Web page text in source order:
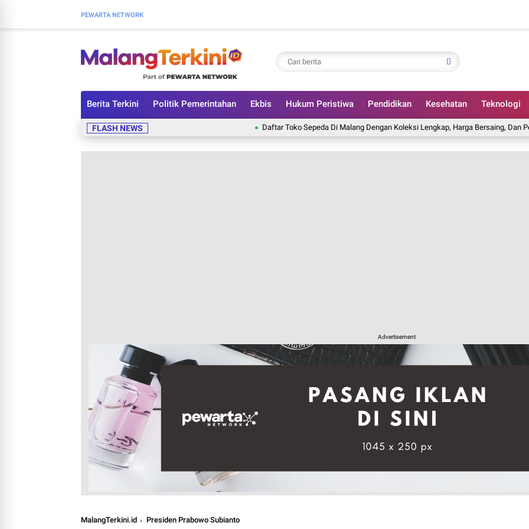
PEWARTA NETWORK
Berita Terkini Politik Pemerintahan Ekbis Hukum Peristiwa Pendidikan Kesehatan Teknologi
FLASH NEWS Daftar Toko Sepeda Di Malang Dengan Koleksi Lengkap, Harga Bersaing, Dan Pelayanan
Advertisement
MalangTerkini.id Presiden Prabowo Subianto